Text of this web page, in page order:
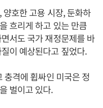
호한 고용 시장, 둔화하
흐리게 하고 있는 만큼
서도 국가 재정문제를 바
이 예상된다고 짚었다.
충격에 휩싸인 미국은 정
벌이고 있다.